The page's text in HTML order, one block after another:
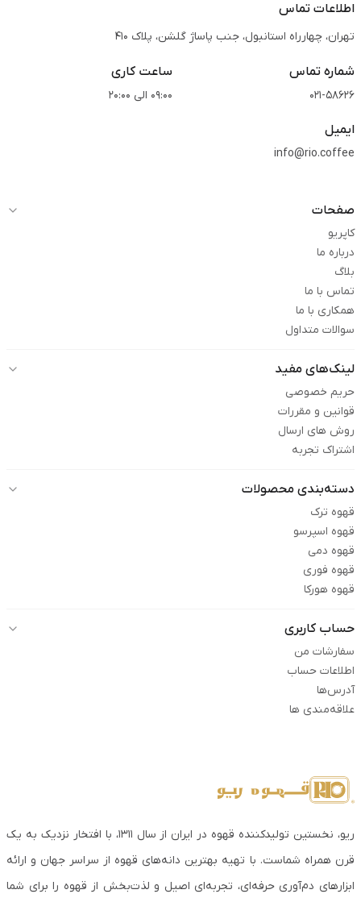
اطلاعات تماس
تهران، چهارراه استانبول، جنب پاساژ گلشن، پلاک 410
شماره تماس
021-58626
ساعت کاری
09:00 الی 20:00
ایمیل
info@rio.coffee
صفحات
کاپریو
درباره ما
بلاگ
تماس با ما
همکاری با ما
سوالات متداول
لینک‌های مفید
حریم خصوصی
قوانین و مقررات
روش های ارسال
اشتراک تجربه
دسته‌بندی محصولات
قهوه ترک
قهوه اسپرسو
قهوه دمی
قهوه فوری
قهوه هورکا
حساب کاربری
سفارشات من
اطلاعات حساب
آدرس‌ها
علاقه‌مندی ها
ریو، نخستین تولیدکننده قهوه در ایران از سال ۱۳۱۱، با افتخار نزدیک به یک
قرن همراه شماست. با تهیه بهترین دانه‌های قهوه از سراسر جهان و ارائه
ابزارهای دم‌آوری حرفه‌ای، تجربه‌ای اصیل و لذت‌بخش از قهوه را برای شما